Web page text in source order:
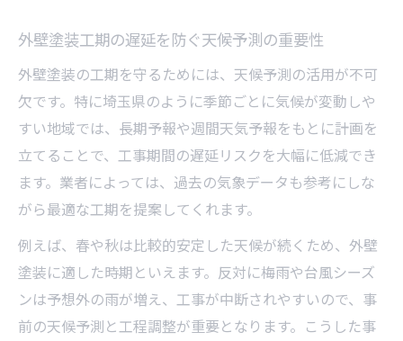
外壁塗装工期の遅延を防ぐ天候予測の重要性
外壁塗装の工期を守るためには、天候予測の活用が不可
欠です。特に埼玉県のように季節ごとに気候が変動しや
すい地域では、長期予報や週間天気予報をもとに計画を
立てることで、工事期間の遅延リスクを大幅に低減でき
ます。業者によっては、過去の気象データも参考にしな
がら最適な工期を提案してくれます。
例えば、春や秋は比較的安定した天候が続くため、外壁
塗装に適した時期といえます。反対に梅雨や台風シーズ
ンは予想外の雨が増え、工事が中断されやすいので、事
前の天候予測と工程調整が重要となります。こうした事